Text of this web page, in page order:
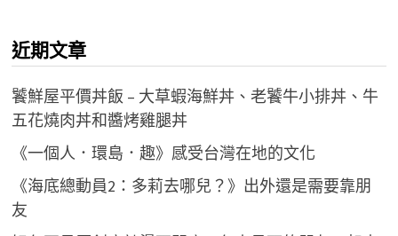
字:
近期文章
饕鮮屋平價丼飯 – 大草蝦海鮮丼、老饕牛小排丼、牛
五花燒肉丼和醬烤雞腿丼
《一個人．環島．趣》感受台灣在地的文化
《海底總動員2：多莉去哪兒？》出外還是需要靠朋
友